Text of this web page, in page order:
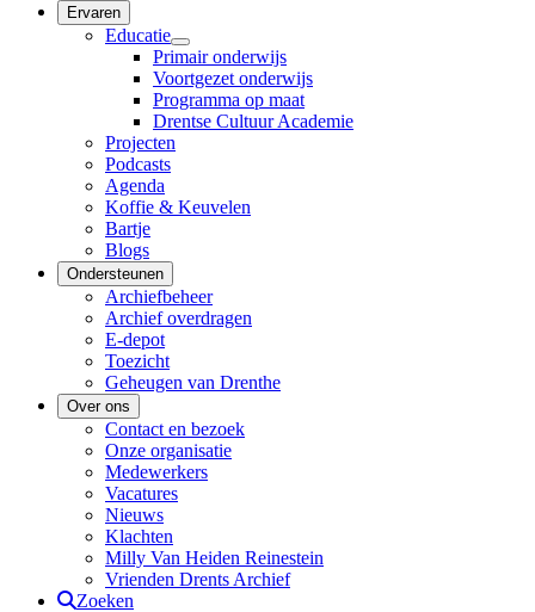
Ervaren
Educatie
Primair onderwijs
Voortgezet onderwijs
Programma op maat
Drentse Cultuur Academie
Projecten
Podcasts
Agenda
Koffie & Keuvelen
Bartje
Blogs
Ondersteunen
Archiefbeheer
Archief overdragen
E-depot
Toezicht
Geheugen van Drenthe
Over ons
Contact en bezoek
Onze organisatie
Medewerkers
Vacatures
Nieuws
Klachten
Milly Van Heiden Reinestein
Vrienden Drents Archief
Zoeken